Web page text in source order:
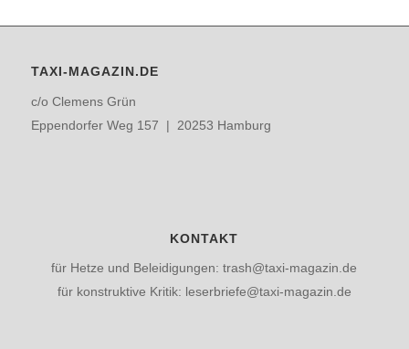
TAXI-MAGAZIN.DE
c/o Clemens Grün
Eppendorfer Weg 157 | 20253 Hamburg
KONTAKT
für Hetze und Beleidigungen: trash@taxi-magazin.de
für konstruktive Kritik: leserbriefe@taxi-magazin.de